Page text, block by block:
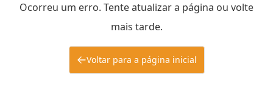
Ocorreu um erro. Tente atualizar a página ou volte
mais tarde.
Voltar para a página inicial